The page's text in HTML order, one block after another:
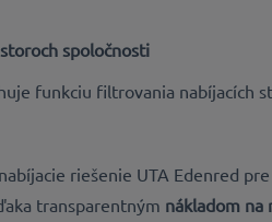
spoločnosti
funkciu filtrovania nabíjacích
riešenie UTA Edenred
transparentným nákladom na